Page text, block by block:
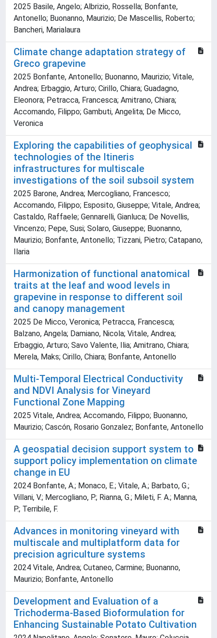
2025 Basile, Angelo; Albrizio, Rossella; Bonfante,
Antonello; Buonanno, Maurizio; De Mascellis, Roberto;
Bancheri, Marialaura
Climate change adaptation strategy of
Greco grapevine
2025 Bonfante, Antonello; Buonanno, Maurizio; Vitale,
Andrea; Erbaggio, Arturo; Cirillo, Chiara; Guadagno,
Eleonora; Petracca, Francesca; Amitrano, Chiara;
Accomando, Filippo; Gambuti, Angelita; De Micco,
Veronica
Exploring the capabilities of geophysical
technologies of the Itineris
infrastructures for multiscale
investigations of the soil subsoil system
2025 Barone, Andrea; Mercogliano, Francesco;
Accomando, Filippo; Esposito, Giuseppe; Vitale, Andrea;
Castaldo, Raffaele; Gennarelli, Gianluca; De Novellis,
Vincenzo; Pepe, Susi; Solaro, Giuseppe; Buonanno,
Maurizio; Bonfante, Antonello; Tizzani, Pietro; Catapano,
Ilaria
Harmonization of functional anatomical
traits at the leaf and wood levels in
grapevine in response to different soil
and canopy management
2025 De Micco, Veronica; Petracca, Francesca;
Balzano, Angela; Damiano, Nicola; Vitale, Andrea;
Erbaggio, Arturo; Savo Valente, Ilia; Amitrano, Chiara;
Merela, Maks; Cirillo, Chiara; Bonfante, Antonello
Multi-Temporal Electrical Conductivity
and NDVI Analysis for Vineyard
Functional Zone Mapping
2025 Vitale, Andrea; Accomando, Filippo; Buonanno,
Maurizio; Cascón, Rosario Gonzalez; Bonfante, Antonello
A geospatial decision support system to
support policy implementation on climate
change in EU
2024 Bonfante, A.; Monaco, E.; Vitale, A.; Barbato, G.;
Villani, V.; Mercogliano, P.; Rianna, G.; Mileti, F. A.; Manna,
P.; Terribile, F.
Advances in monitoring vineyard with
multiscale and multiplatform data for
precision agriculture systems
2024 Vitale, Andrea; Cutaneo, Carmine; Buonanno,
Maurizio; Bonfante, Antonello
Development and Evaluation of a
Trichoderma-Based Bioformulation for
Enhancing Sustainable Potato Cultivation